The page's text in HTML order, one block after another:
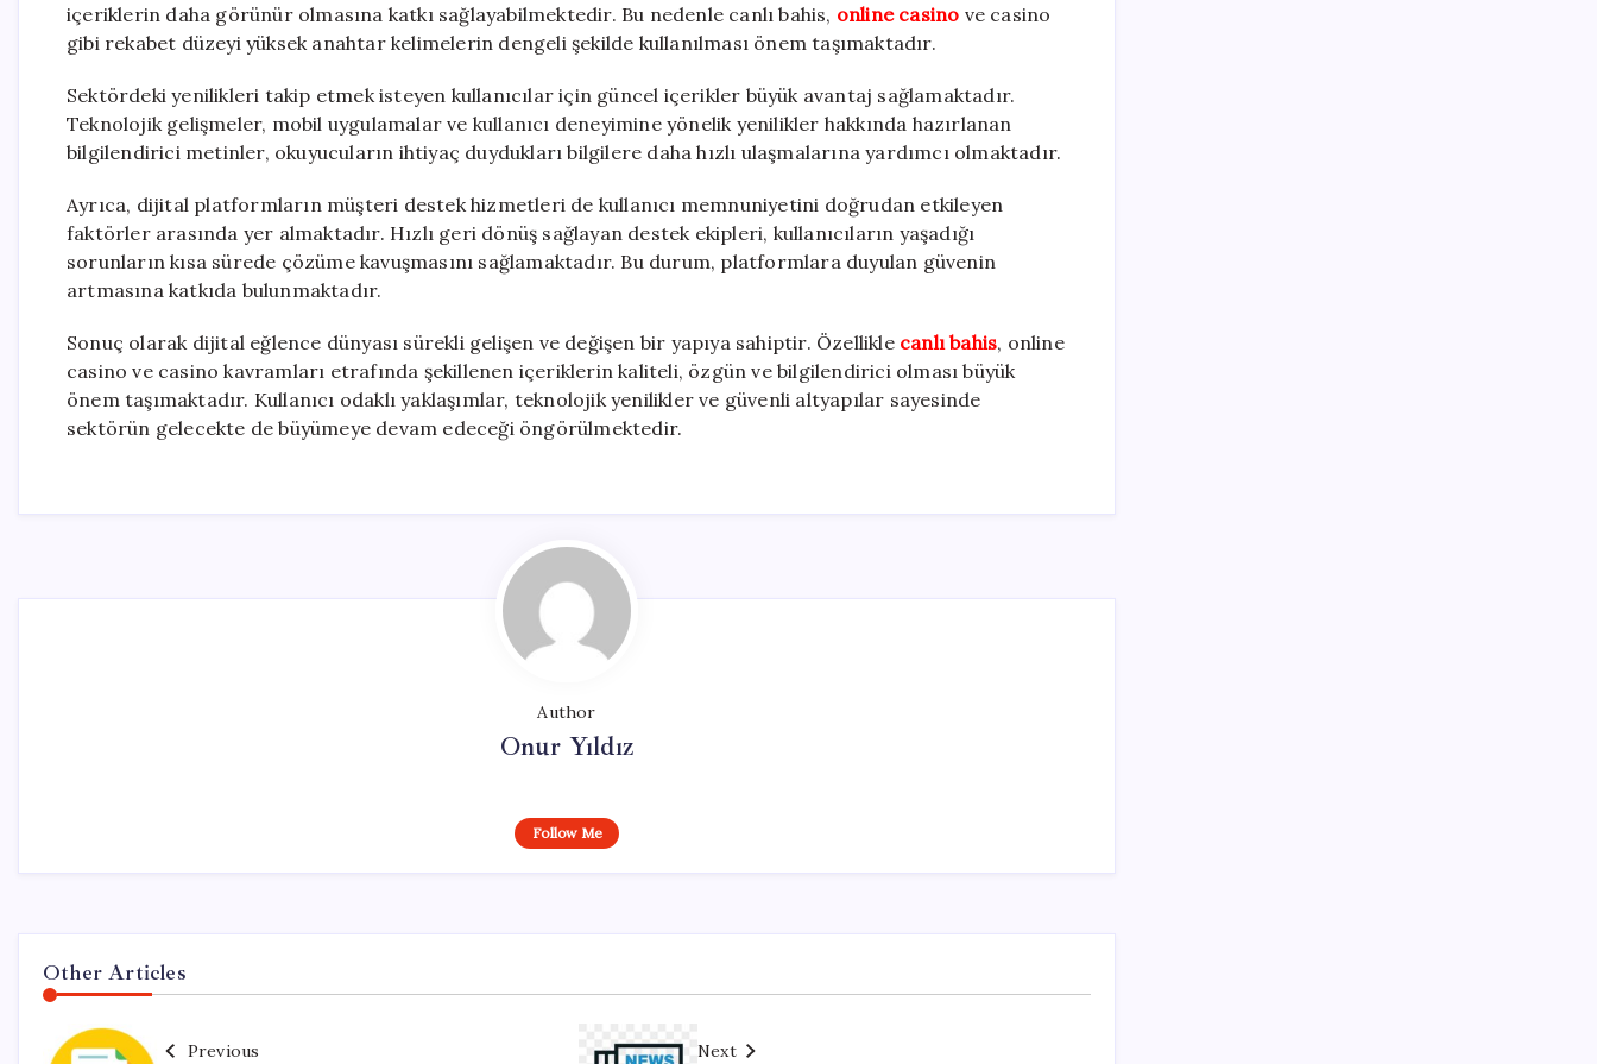
içeriklerin daha görünür olmasına katkı sağlayabilmektedir. Bu nedenle canlı bahis, online casino ve casino
gibi rekabet düzeyi yüksek anahtar kelimelerin dengeli şekilde kullanılması önem taşımaktadır.
Sektördeki yenilikleri takip etmek isteyen kullanıcılar için güncel içerikler büyük avantaj sağlamaktadır.
Teknolojik gelişmeler, mobil uygulamalar ve kullanıcı deneyimine yönelik yenilikler hakkında hazırlanan
bilgilendirici metinler, okuyucuların ihtiyaç duydukları bilgilere daha hızlı ulaşmalarına yardımcı olmaktadır.
Ayrıca, dijital platformların müşteri destek hizmetleri de kullanıcı memnuniyetini doğrudan etkileyen
faktörler arasında yer almaktadır. Hızlı geri dönüş sağlayan destek ekipleri, kullanıcıların yaşadığı
sorunların kısa sürede çözüme kavuşmasını sağlamaktadır. Bu durum, platformlara duyulan güvenin
artmasına katkıda bulunmaktadır.
Sonuç olarak dijital eğlence dünyası sürekli gelişen ve değişen bir yapıya sahiptir. Özellikle canlı bahis, online
casino ve casino kavramları etrafında şekillenen içeriklerin kaliteli, özgün ve bilgilendirici olması büyük
önem taşımaktadır. Kullanıcı odaklı yaklaşımlar, teknolojik yenilikler ve güvenli altyapılar sayesinde
sektörün gelecekte de büyümeye devam edeceği öngörülmektedir.
Author
Onur Yıldız
Follow Me
Other Articles
Previous Next